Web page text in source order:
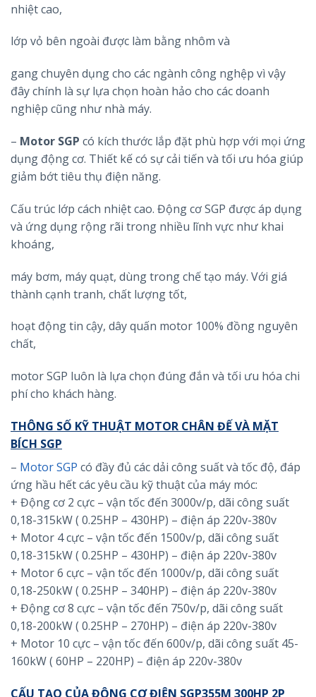
nhiệt cao,
lớp vỏ bên ngoài được làm bằng nhôm và
gang chuyên dụng cho các ngành công nghệp vì vậy
đây chính là sự lựa chọn hoàn hảo cho các doanh
nghiệp cũng như nhà máy.
– Motor SGP có kích thước lắp đặt phù hợp với mọi ứng
dụng động cơ. Thiết kế có sự cải tiến và tối ưu hóa giúp
giảm bớt tiêu thụ điện năng.
Cấu trúc lớp cách nhiệt cao. Động cơ SGP được áp dụng
và ứng dụng rộng rãi trong nhiều lĩnh vực như khai
khoáng,
máy bơm, máy quạt, dùng trong chế tạo máy. Với giá
thành cạnh tranh, chất lượng tốt,
hoạt động tin cậy, dây quấn motor 100% đồng nguyên
chất,
motor SGP luôn là lựa chọn đúng đắn và tối ưu hóa chi
phí cho khách hàng.
THÔNG SỐ KỸ THUẬT MOTOR CHÂN ĐẾ VÀ MẶT
BÍCH SGP
– Motor SGP có đầy đủ các dải công suất và tốc độ, đáp
ứng hầu hết các yêu cầu kỹ thuật của máy móc:
+ Động cơ 2 cực – vận tốc đến 3000v/p, dãi công suất
0,18-315kW ( 0.25HP – 430HP) – điện áp 220v-380v
+ Motor 4 cực – vận tốc đến 1500v/p, dãi công suất
0,18-315kW ( 0.25HP – 430HP) – điện áp 220v-380v
+ Motor 6 cực – vận tốc đến 1000v/p, dãi công suất
0,18-250kW ( 0.25HP – 340HP) – điện áp 220v-380v
+ Động cơ 8 cực – vận tốc đến 750v/p, dãi công suất
0,18-200kW ( 0.25HP – 270HP) – điện áp 220v-380v
+ Motor 10 cực – vận tốc đến 600v/p, dãi công suất 45-
160kW ( 60HP – 220HP) – điện áp 220v-380v
CẤU TẠO CỦA ĐỘNG CƠ ĐIỆN SGP355M 300HP 2P